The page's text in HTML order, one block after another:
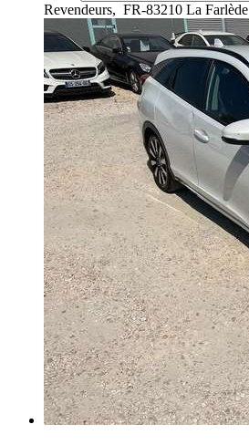
Revendeurs, FR-83210 La Farlède